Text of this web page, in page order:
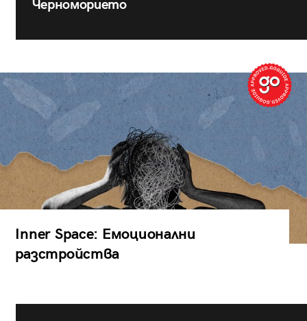
Черноморието
Inner Space: Емоционални
разстройства